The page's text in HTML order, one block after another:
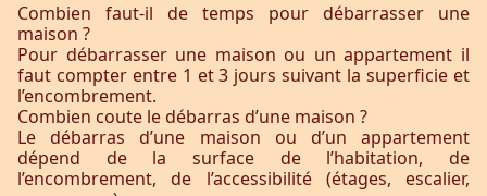
Combien faut-il de temps pour débarrasser une
maison ?
Pour débarrasser une maison ou un appartement il
faut compter entre 1 et 3 jours suivant la superficie et
l’encombrement.
Combien coute le débarras d’une maison ?
Le débarras d’une maison ou d’un appartement
dépend de la surface de l’habitation, de
l’encombrement, de l’accessibilité (étages, escalier,